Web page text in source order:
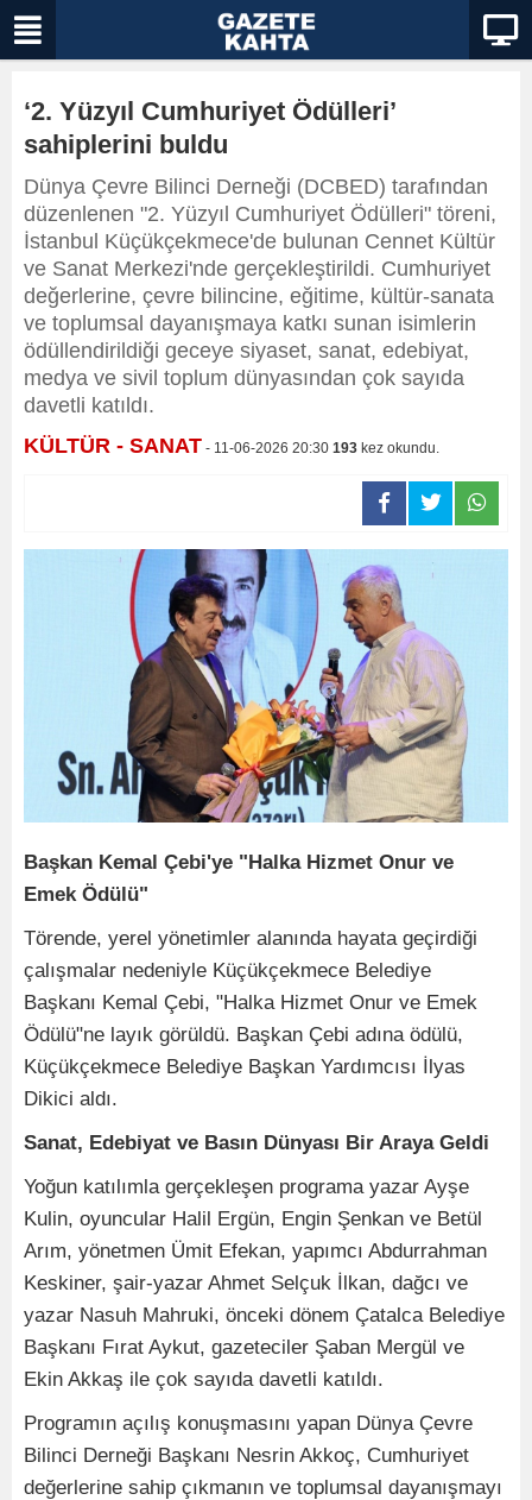
‘2. Yüzyıl Cumhuriyet Ödülleri’
sahiplerini buldu
Dünya Çevre Bilinci Derneği (DCBED) tarafından
düzenlenen "2. Yüzyıl Cumhuriyet Ödülleri" töreni,
İstanbul Küçükçekmece'de bulunan Cennet Kültür
ve Sanat Merkezi'nde gerçekleştirildi. Cumhuriyet
değerlerine, çevre bilincine, eğitime, kültür-sanata
ve toplumsal dayanışmaya katkı sunan isimlerin
ödüllendirildiği geceye siyaset, sanat, edebiyat,
medya ve sivil toplum dünyasından çok sayıda
davetli katıldı.
KÜLTÜR - SANAT - 11-06-2026 20:30 193 kez okundu.
Başkan Kemal Çebi'ye "Halka Hizmet Onur ve
Emek Ödülü"
Törende, yerel yönetimler alanında hayata geçirdiği
çalışmalar nedeniyle Küçükçekmece Belediye
Başkanı Kemal Çebi, "Halka Hizmet Onur ve Emek
Ödülü"ne layık görüldü. Başkan Çebi adına ödülü,
Küçükçekmece Belediye Başkan Yardımcısı İlyas
Dikici aldı.
Sanat, Edebiyat ve Basın Dünyası Bir Araya Geldi
Yoğun katılımla gerçekleşen programa yazar Ayşe
Kulin, oyuncular Halil Ergün, Engin Şenkan ve Betül
Arım, yönetmen Ümit Efekan, yapımcı Abdurrahman
Keskiner, şair-yazar Ahmet Selçuk İlkan, dağcı ve
yazar Nasuh Mahruki, önceki dönem Çatalca Belediye
Başkanı Fırat Aykut, gazeteciler Şaban Mergül ve
Ekin Akkaş ile çok sayıda davetli katıldı.
Programın açılış konuşmasını yapan Dünya Çevre
Bilinci Derneği Başkanı Nesrin Akkoç, Cumhuriyet
değerlerine sahip çıkmanın ve toplumsal dayanışmayı